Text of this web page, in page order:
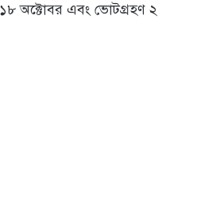
অক্টোবর এবং ভোটগ্রহণ ২